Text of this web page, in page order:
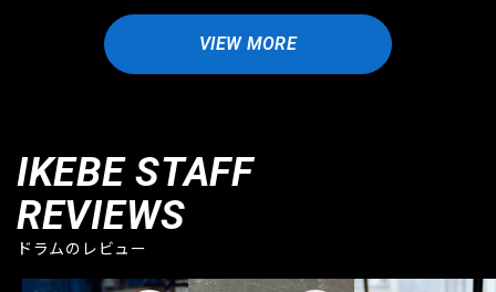
VIEW MORE
IKEBE STAFF
REVIEWS
ドラムのレビュー